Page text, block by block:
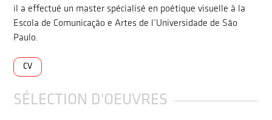
il a effectué un master spécialisé en poétique visuelle à la
Escola de Comunicação e Artes de l’Universidade de São
Paulo.
CV
SÉLECTION D'OEUVRES